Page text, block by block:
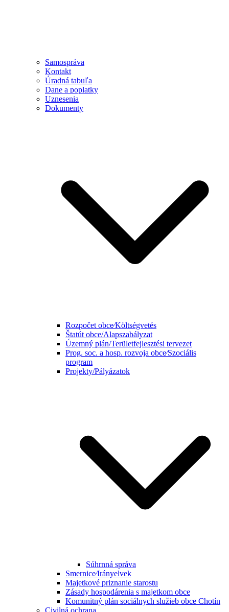
Samospráva
Kontakt
Úradná tabuľa
Dane a poplatky
Uznesenia
Dokumenty
Rozpočet obce⁄Költségvetés
Štatút obce/Alapszabályzat
Územný plán/Területfejlesztési tervezet
Prog. soc. a hosp. rozvoja obce⁄Szociális
program
Projekty/Pályázatok
Súhrnná správa
Smernice⁄Irányelvek
Majetkové priznanie starostu
Zásady hospodárenia s majetkom obce
Komunitný plán sociálnych služieb obce Chotín